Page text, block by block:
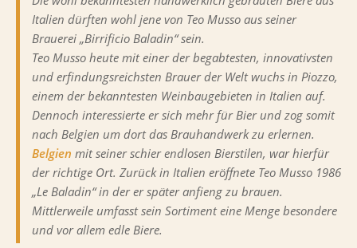
Italien dürften wohl jene von Teo Musso aus seiner
Brauerei „Birrificio Baladin“ sein.
Teo Musso heute mit einer der begabtesten, innovativsten
und erfindungsreichsten Brauer der Welt wuchs in Piozzo,
einem der bekanntesten Weinbaugebieten in Italien auf.
Dennoch interessierte er sich mehr für Bier und zog somit
nach Belgien um dort das Brauhandwerk zu erlernen.
Belgien mit seiner schier endlosen Bierstilen, war hierfür
der richtige Ort. Zurück in Italien eröffnete Teo Musso 1986
„Le Baladin“ in der er später anfieng zu brauen.
Mittlerweile umfasst sein Sortiment eine Menge besondere
und vor allem edle Biere.